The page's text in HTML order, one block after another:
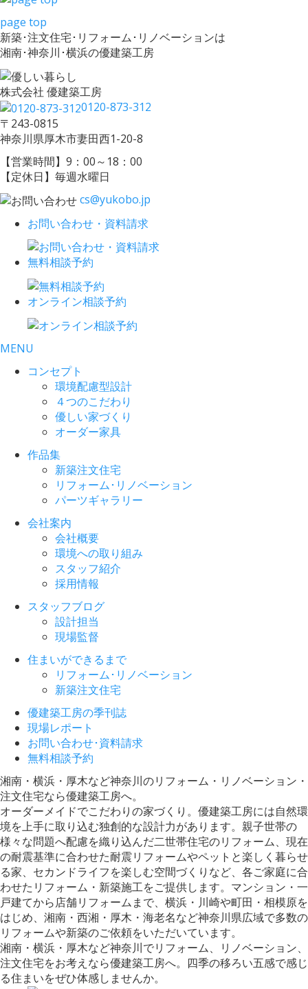
page top
新築･注文住宅･リフォーム･リノベーションは
湘南･神奈川･横浜の優建築工房
株式会社 優建築工房
0120-873-312
〒243-0815
神奈川県厚木市妻田西1-20-8
【営業時間】9：00～18：00
【定休日】毎週水曜日
cs@yukobo.jp
お問い合わせ・資料請求
無料相談予約
オンライン相談予約
MENU
コンセプト
環境配慮型設計
４つのこだわり
優しい家づくり
オーダー家具
作品集
新築注文住宅
リフォーム･リノベーション
パーツギャラリー
会社案内
会社概要
環境への取り組み
スタッフ紹介
採用情報
スタッフブログ
設計担当
現場監督
住まいができるまで
リフォーム･リノベーション
新築注文住宅
優建築工房の季刊誌
現場レポート
お問い合わせ･資料請求
無料相談予約
湘南・横浜・厚木など神奈川のリフォーム・リノベーション・
注文住宅なら優建築工房へ。
オーダーメイドでこだわりの家づくり。優建築工房には自然環
境を上手に取り込む独創的な設計力があります。親子世帯の
様々な問題へ配慮を織り込んだ二世帯住宅のリフォーム、現在
の耐震基準に合わせた耐震リフォームやペットと楽しく暮らせ
る家、セカンドライフを楽しむ空間づくりなど、各ご家庭に合
わせたリフォーム・新築施工をご提供します。マンション・一
戸建てから店舗リフォームまで、横浜・川崎や町田・相模原を
はじめ、湘南・西湘・厚木・海老名など神奈川県広域で多数の
リフォームや新築のご依頼をいただいています。
湘南・横浜・厚木など神奈川でリフォーム、リノベーション、
注文住宅をお考えなら優建築工房へ。四季の移ろい五感で感じ
る住まいをぜひ体感しませんか。